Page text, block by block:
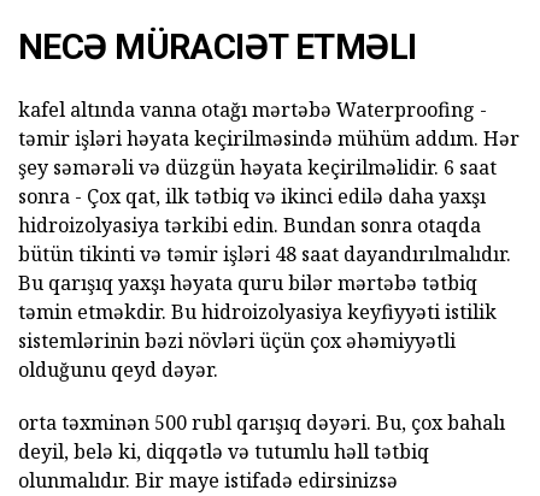
NECƏ MÜRACIƏT ETMƏLI
kafel altında vanna otağı mərtəbə Waterproofing -
təmir işləri həyata keçirilməsində mühüm addım. Hər
şey səmərəli və düzgün həyata keçirilməlidir. 6 saat
sonra - Çox qat, ilk tətbiq və ikinci edilə daha yaxşı
hidroizolyasiya tərkibi edin. Bundan sonra otaqda
bütün tikinti və təmir işləri 48 saat dayandırılmalıdır.
Bu qarışıq yaxşı həyata quru bilər mərtəbə tətbiq
təmin etməkdir. Bu hidroizolyasiya keyfiyyəti istilik
sistemlərinin bəzi növləri üçün çox əhəmiyyətli
olduğunu qeyd dəyər.
orta təxminən 500 rubl qarışıq dəyəri. Bu, çox bahalı
deyil, belə ki, diqqətlə və tutumlu həll tətbiq
olunmalıdır. Bir maye istifadə edirsinizsə